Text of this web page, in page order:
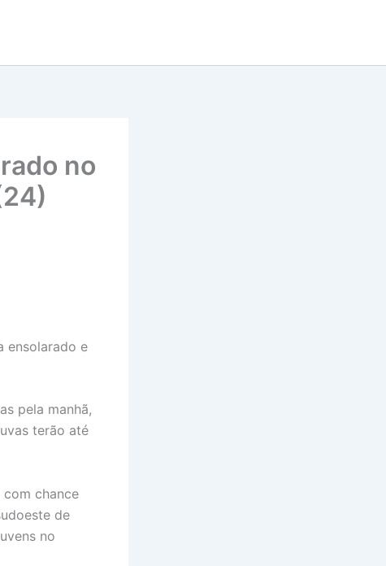
no
ensolarado e
pela manhã,
terão até
chance
de
no